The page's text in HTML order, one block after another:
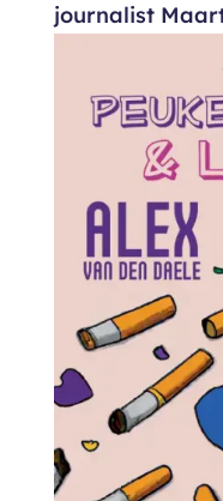
journalist